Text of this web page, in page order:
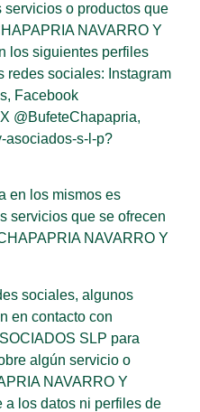
o productos que
NAVARRO Y
los siguientes perfiles
redes sociales: Instagram
Facebook
@BufeteChapapria,
asociados-s-l-p?
en los mismos es
servicios que se ofrecen
NAVARRO Y
sociales, algunos
en contacto con
SLP para
algún servicio o
NAVARRO Y
los datos ni perfiles de